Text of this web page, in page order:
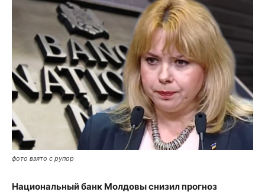
фото взято с рупор
Национальный банк Молдовы снизил прогноз